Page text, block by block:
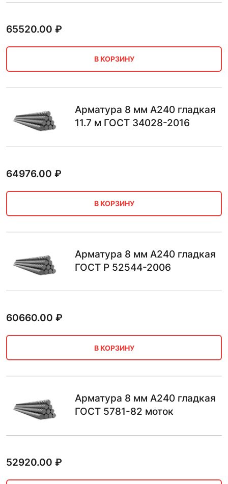
65520.00 ₽
В КОРЗИНУ
Арматура 8 мм А240 гладкая
11.7 м ГОСТ 34028-2016
64976.00 ₽
В КОРЗИНУ
Арматура 8 мм А240 гладкая
ГОСТ Р 52544-2006
60660.00 ₽
В КОРЗИНУ
Арматура 8 мм А240 гладкая
ГОСТ 5781-82 моток
52920.00 ₽